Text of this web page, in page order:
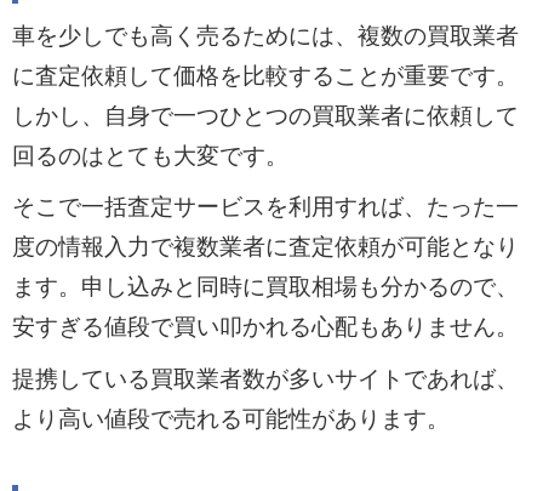
車を少しでも高く売るためには、複数の買取業者
に査定依頼して価格を比較することが重要です。
しかし、自身で一つひとつの買取業者に依頼して
回るのはとても大変です。
そこで一括査定サービスを利用すれば、たった一
度の情報入力で複数業者に査定依頼が可能となり
ます。申し込みと同時に買取相場も分かるので、
安すぎる値段で買い叩かれる心配もありません。
提携している買取業者数が多いサイトであれば、
より高い値段で売れる可能性があります。